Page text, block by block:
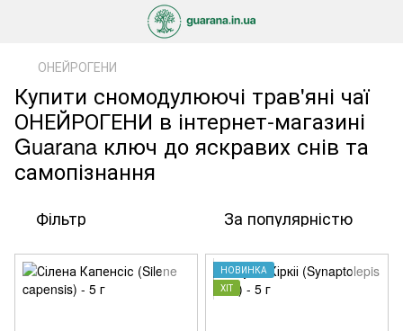
ОНЕЙРОГЕНИ
Купити сномодулюючі трав'яні чаї
ОНЕЙРОГЕНИ в інтернет-магазині
Guarana ключ до яскравих снів та
самопізнання
Фільтр За популярністю
НОВИНКА
ХІТ